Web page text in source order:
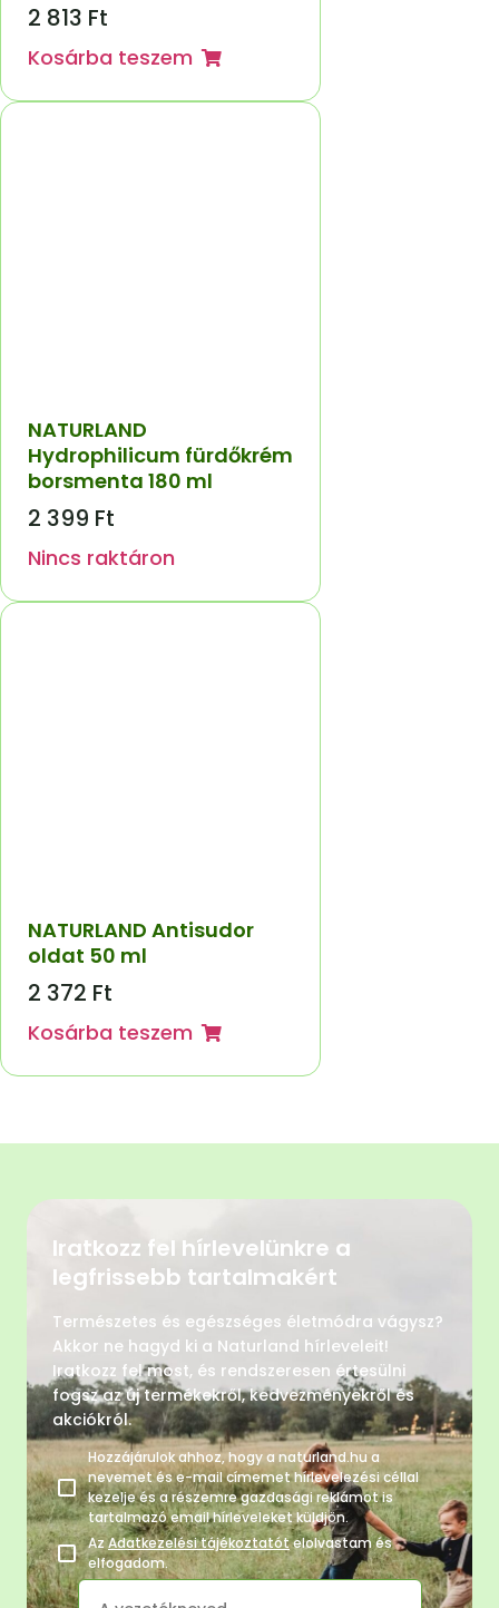
2 813 Ft
Kosárba teszem
NATURLAND
Hydrophilicum fürdőkrém
borsmenta 180 ml
2 399 Ft
Nincs raktáron
NATURLAND Antisudor
oldat 50 ml
2 372 Ft
Kosárba teszem
Iratkozz fel hírlevelünkre a
legfrissebb tartalmakért
Természetes és egészséges életmódra vágysz?
Akkor ne hagyd ki a Naturland hírleveleit!
Iratkozz fel most, és rendszeresen értesülni
fogsz az új termékekről, kedvezményekről és
akciókról.
Hozzájárulok ahhoz, hogy a naturland.hu a
nevemet és e-mail címemet hírlevelezési céllal
kezelje és a részemre gazdasági reklámot is
tartalmazó email hírleveleket küldjön.
AzAdatkezelési tájékoztatótelolvastam és
elfogadom.